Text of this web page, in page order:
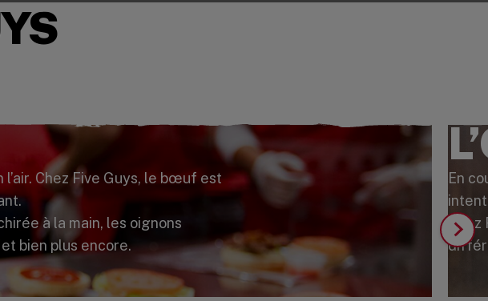
l’air. Chez Five Guys, le bœuf est
à la main, les oignons
bien plus encore.
En
Chez